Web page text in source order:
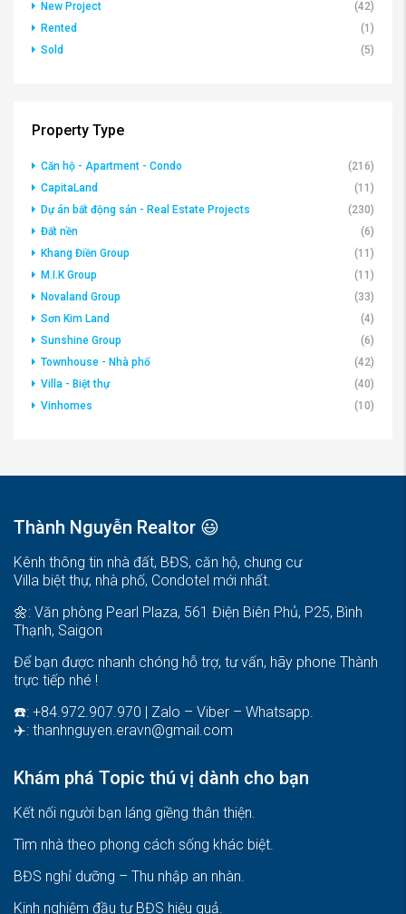
New Project
(42)
Rented
(1)
Sold
(5)
Property Type
Căn hộ - Apartment - Condo
(216)
CapitaLand
(11)
Dự án bất động sản - Real Estate Projects
(230)
Đất nền
(6)
Khang Điền Group
(11)
M.I.K Group
(11)
Novaland Group
(33)
Sơn Kim Land
(4)
Sunshine Group
(6)
Townhouse - Nhà phố
(42)
Villa - Biệt thự
(40)
Vinhomes
(10)
Thành Nguyễn Realtor 😃
Kênh thông tin nhà đất, BĐS, căn hộ, chung cư
Villa biệt thự, nhà phố, Condotel mới nhất.
🌼: Văn phòng Pearl Plaza, 561 Điện Biên Phủ, P25, Bình
Thạnh, Saigon
Để bạn được nhanh chóng hỗ trợ, tư vấn, hãy phone Thành
trực tiếp nhé !
☎️: +84.972.907.970 | Zalo – Viber – Whatsapp.
✈️: thanhnguyen.eravn@gmail.com
Khám phá Topic thú vị dành cho bạn
Kết nối người bạn láng giềng thân thiện.
Tìm nhà theo phong cách sống khác biệt
BĐS nghỉ dưỡng – Thu nhập an nhàn
Kinh nghiệm đầu tư BĐS hiệu quả